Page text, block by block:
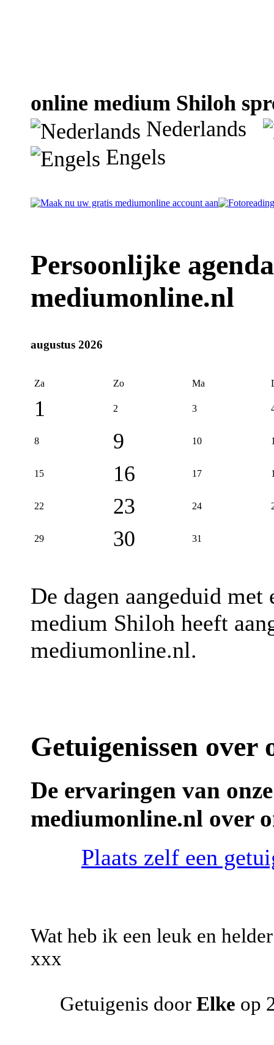
online medium Shiloh
Nederlands
Engels
Persoonlijke
mediumonline.nl
augustus 2026
Za Zo Ma
1 2 3
8 9 10
15 16 17
22 23 24
29 30 31
De dagen aangeduid met
medium Shiloh heeft
mediumonline.nl.
Getuigenissen over
De ervaringen van
mediumonline.nl over
Plaats zelf een
Wat heb ik een leuk en
xxx
Getuigenis door Elke op